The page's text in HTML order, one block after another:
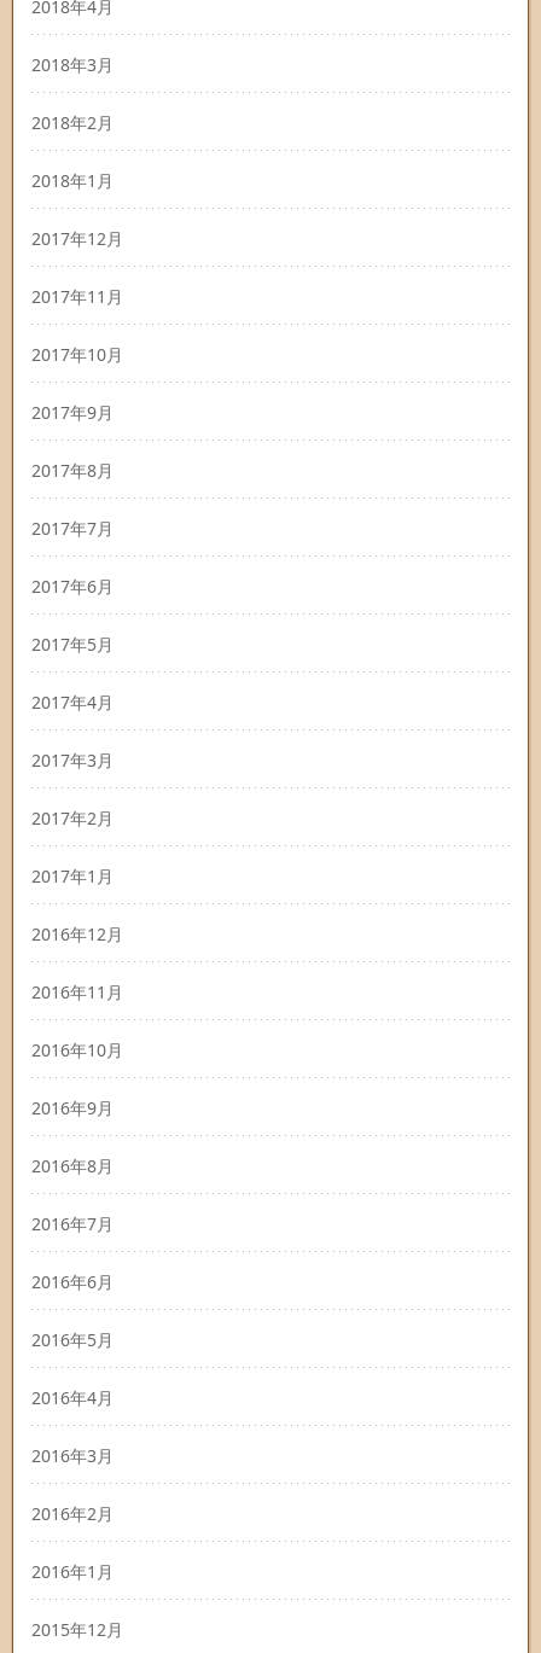
2018年4月
2018年3月
2018年2月
2018年1月
2017年12月
2017年11月
2017年10月
2017年9月
2017年8月
2017年7月
2017年6月
2017年5月
2017年4月
2017年3月
2017年2月
2017年1月
2016年12月
2016年11月
2016年10月
2016年9月
2016年8月
2016年7月
2016年6月
2016年5月
2016年4月
2016年3月
2016年2月
2016年1月
2015年12月